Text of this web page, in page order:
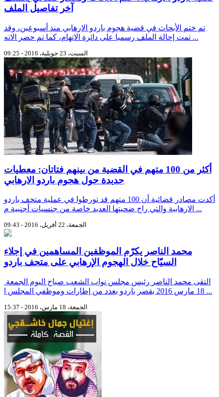
آخر تفاصيل الملف
تم ختم الأبحاث في قضية هجوم باردو الارهابي منذ أسبوعين، وقد
تمت إحالة الملف رسميا على دائرة الاتهام، كما تم حصر الاته ...
السبت، 23 جويلية، 2016 - 09:25
أكثر من 100 متهم في القضية من بينهم فتاتان: معطيات
جديدة حول هجوم باردو الارهابي
أكدت مصادر قضائية أن 100 متهم قد تورطوا في عملية متحف باردو
الارهابية والتي راح ضحيتها العديد خاصة من جنسيات أجنبية م ...
الجمعة، 22 أفريل، 2016 - 09:43
محمد الناصر يكرّم الموظفين المساهمين في إجلاء
السيّاح خلال الهجوم الإرهابي على متحف باردو
18 مارس 2016 بقصر باردو بعدد من إطارات وموظفي المجلس ا ...
الجمعة، 18 مارس، 2016 - 15:37